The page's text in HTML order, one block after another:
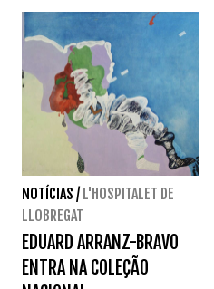
NOTÍCIAS / L'HOSPITALET DE
LLOBREGAT
EDUARD ARRANZ-BRAVO
ENTRA NA COLEÇÃO